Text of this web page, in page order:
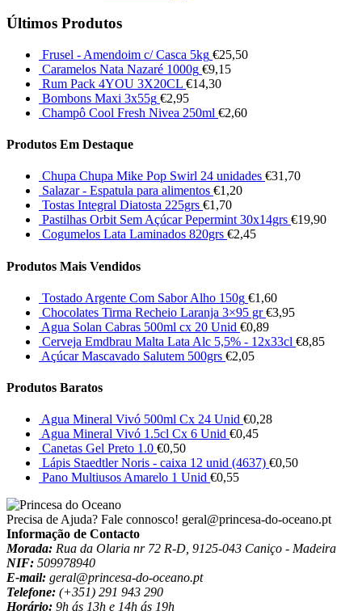
Últimos Produtos
Frusel - Amendoim c/ Casca 5kg €25,50
Caramelos Nata Nazaré 1000g €9,15
Rum Pack 4YOU 3X20CL €14,30
Bombons Maxi 3x55g €2,95
Champô Cool Fresh Nivea 250ml €2,60
Produtos Em Destaque
Chupa Chupa Mike Pop Swirl 24 unidades €31,70
Salazar - Espatula para alimentos €1,20
Tostas Integral Diatosta 225grs €1,70
Pastilhas Orbit Sem Açúcar Pepermint 30x14grs €19,90
Cogumelos Lata Laminados 820grs €2,45
Produtos Mais Vendidos
Tostado Argente Com Sabor Alho 150g €1,60
Chocolates Tirma Recheio Laranja 3×95 gr €3,95
Agua Solan Cabras 500ml cx 20 Unid €0,89
Cerveja Emdbrau Malta Lata Alc 5,5% - 12x33cl €8,85
Açúcar Mascavado Salutem 500grs €2,05
Produtos Baratos
Agua Mineral Vivó 500ml Cx 24 Unid €0,28
Agua Mineral Vivó 1.5cl Cx 6 Unid €0,45
Canetas Gel Preto 1.0 €0,50
Lápis Staedtler Noris - caixa 12 unid (4637) €0,50
Pano Multiusos Amarelo 1 Unid €0,55
Precisa de Ajuda? Fale connosco! geral@princesa-do-oceano.pt
Informação de Contacto
Morada: Rua da Olaria nr 72 R-D, 9125-043 Caniço - Madeira
NIF: 509978940
E-mail: geral@princesa-do-oceano.pt
Telefone: (+351) 291 943 290
Horário: 9h ás 13h e 14h ás 19h